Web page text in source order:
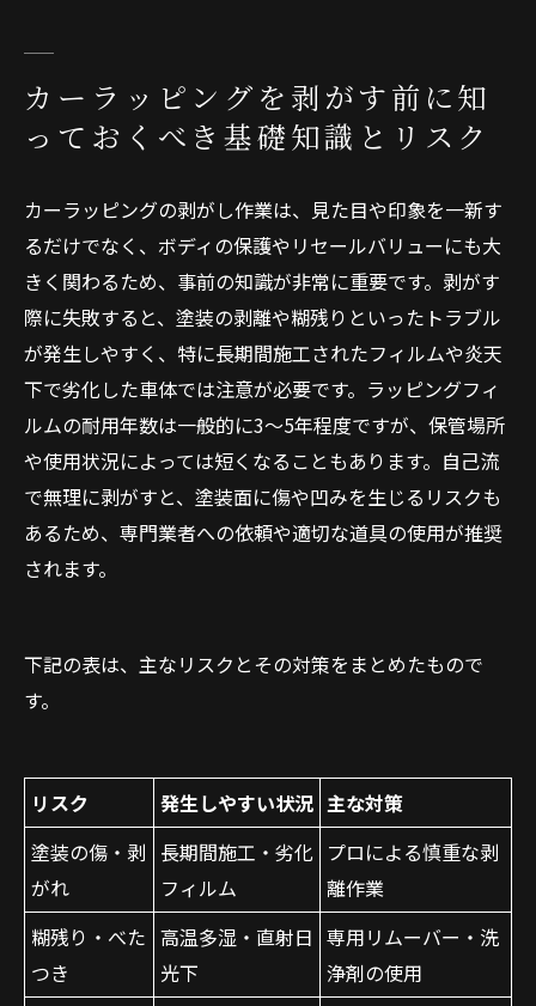
剥がし後の車両ケアと再施工のためのポイント
よくある質問（FAQ）を散りばめたQ&A形式の
情報提供
会社概要
カーラッピングを剥がす前に知
っておくべき基礎知識とリスク
カーラッピングの剥がし作業は、見た目や印象を一新す
るだけでなく、ボディの保護やリセールバリューにも大
きく関わるため、事前の知識が非常に重要です。剥がす
際に失敗すると、塗装の剥離や糊残りといったトラブル
が発生しやすく、特に長期間施工されたフィルムや炎天
下で劣化した車体では注意が必要です。ラッピングフィ
ルムの耐用年数は一般的に3〜5年程度ですが、保管場所
や使用状況によっては短くなることもあります。自己流
で無理に剥がすと、塗装面に傷や凹みを生じるリスクも
あるため、専門業者への依頼や適切な道具の使用が推奨
されます。
下記の表は、主なリスクとその対策をまとめたもので
す。
リスク 発生しやすい状況 主な対策
塗装の傷・剥
がれ
長期間施工・劣化
フィルム
プロによる慎重な剥
離作業
糊残り・べた
つき
高温多湿・直射日
光下
専用リムーバー・洗
浄剤の使用